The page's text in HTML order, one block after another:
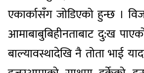
एकार्कासँग जोडिएको हुन्छ ।
आमाबाबुबिहीनताबाट दु:ख
बाल्यावस्थादेखि नै तोता भाई